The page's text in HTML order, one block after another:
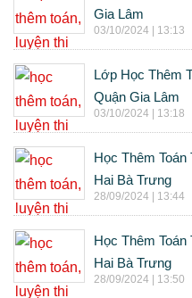
Gia Lâm
03/10/2024 | 13:13
Lớp Học Thêm
Quận Gia Lâm
03/10/2024 | 13:18
Học Thêm
Hai Bà Trưng
28/09/2024 | 13:44
Học Thêm
Hai Bà Trưng
28/09/2024 | 13:50